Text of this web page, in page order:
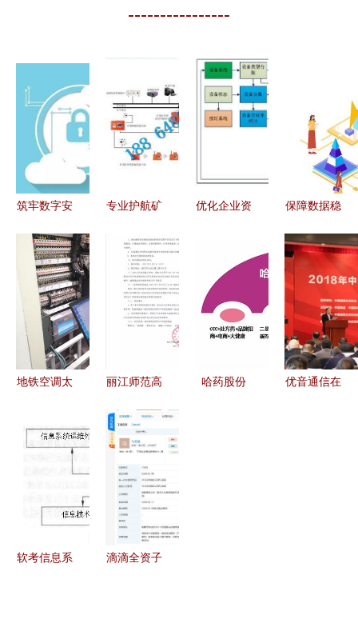
----------------
筑牢数字安
旗法院多措
并举加强网
络安全与系
统运维
专业护航矿
云港泰瑞矿
用器材设备
厂山西办综
采支架在线
系统运维服
优化企业资
件、库存系
统与运维服
务的三位一
保障数据稳
学生答卷扫
描归档管理
系统的运行
维护服务实
践
地铁空调太
铁新举措
信息系统运
行维护服务
丽江师范高
正方教务管
理系统运行
维护服务竞
争性谈判公
哈药股份
优音通信在
软考信息系
滴滴全资子